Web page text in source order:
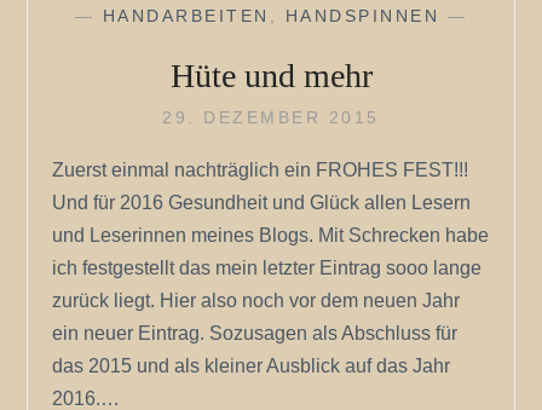
— HANDARBEITEN HANDSPINNEN —
Hüte und mehr
29. DEZEMBER 2015
Zuerst einmal nachträglich ein FROHES FEST!!!
Und für 2016 Gesundheit und Glück allen Lesern
und Leserinnen meines Blogs. Mit Schrecken habe
ich festgestellt das mein letzter Eintrag sooo lange
zurück liegt. Hier also noch vor dem neuen Jahr
ein neuer Eintrag. Sozusagen als Abschluss für
das 2015 und als kleiner Ausblick auf das Jahr
2016.…